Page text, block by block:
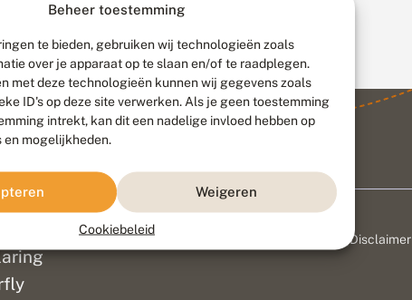
Beheer toestemming
te bieden, gebruiken wij technologieën zoals
over je apparaat op te slaan en/of te raadplegen.
met deze technologieën kunnen wij gegevens zoals
ID's op deze site verwerken. Als je geen toestemming
intrekt, kan dit een nadelige invloed hebben op
mogelijkheden.
Weigeren
Cookiebeleid
Go2People, ontworpen door Disclaimer